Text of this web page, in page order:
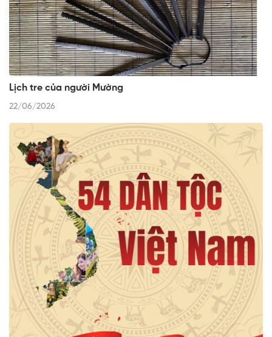
Lịch tre của người Mường
22/06/2026